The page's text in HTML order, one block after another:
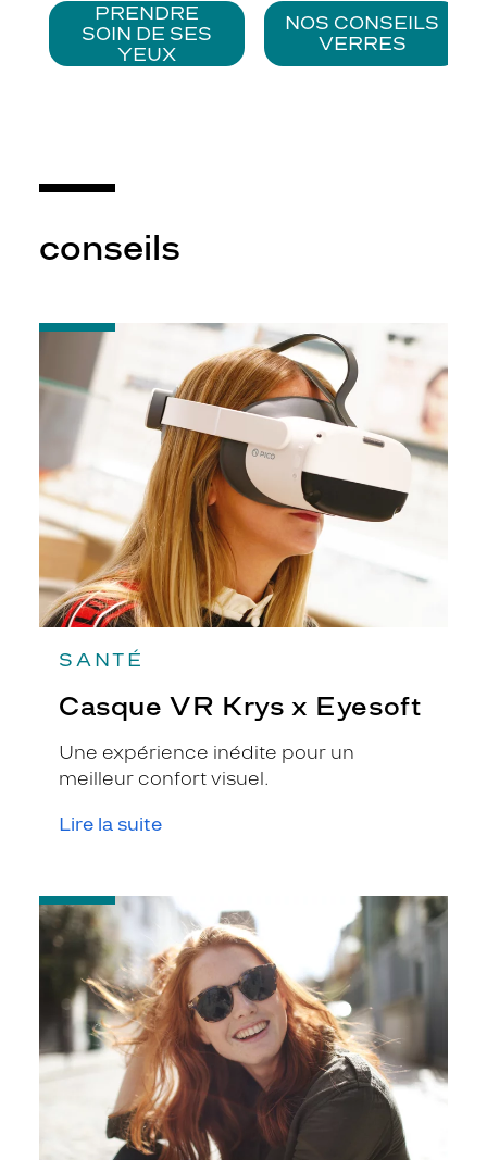
PRENDRE
SOIN DE SES
YEUX
NOS CONSEILS
VERRES
conseils
SANTÉ
Casque VR Krys x Eyesoft
Une expérience inédite pour un
meilleur confort visuel.
Lire la suite
-
Casque
VR
Krys
Eyesoft
-
Notice
d'utilisation
votre
paire
de
lunettes
de